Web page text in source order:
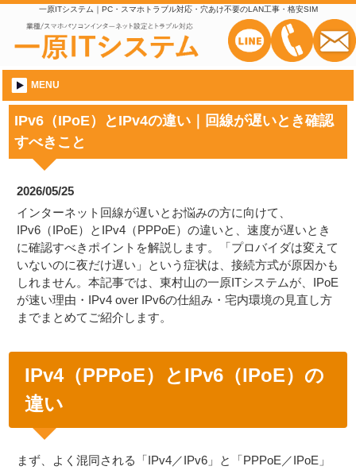
一原ITシステム｜PC・スマホトラブル対応・穴あけ不要のLAN工事・格安SIM
MENU
IPv6（IPoE）とIPv4の違い｜回線が遅いとき確認
すべきこと
2026/05/25
インターネット回線が遅いとお悩みの方に向けて、
IPv6（IPoE）とIPv4（PPPoE）の違いと、速度が遅いとき
に確認すべきポイントを解説します。「プロバイダは変えて
いないのに夜だけ遅い」という症状は、接続方式が原因かも
しれません。本記事では、東村山の一原ITシステムが、IPoE
が速い理由・IPv4 over IPv6の仕組み・宅内環境の見直し方
までまとめてご紹介します。
IPv4（PPPoE）とIPv6（IPoE）の
違い
まず、よく混同される「IPv4／IPv6」と「PPPoE／IPoE」